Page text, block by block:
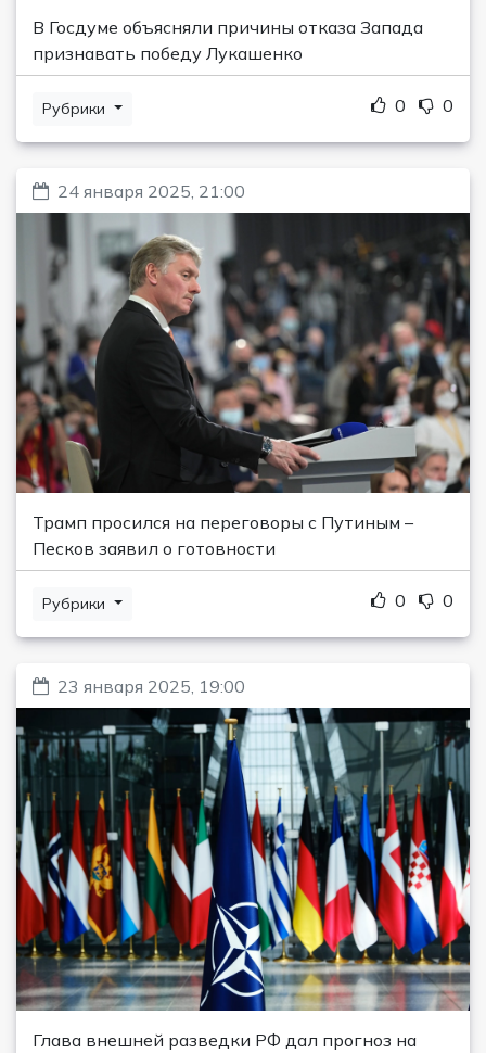
В Госдуме объясняли причины отказа Запада
признавать победу Лукашенко
Рубрики 0 0
24 января 2025, 21:00
Трамп просился на переговоры с Путиным –
Песков заявил о готовности
Рубрики 0 0
23 января 2025, 19:00
Глава внешней разведки РФ дал прогноз на